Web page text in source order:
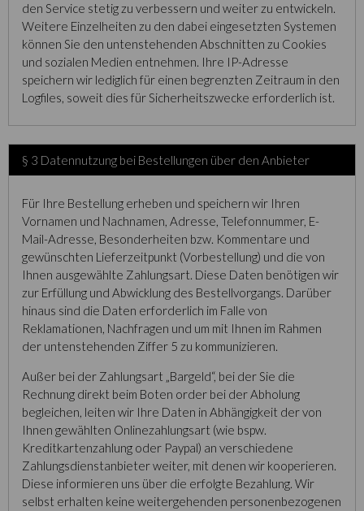
den Service stetig zu verbessern und weiter zu entwickeln.
Weitere Einzelheiten zu den dabei eingesetzten Systemen
können Sie den untenstehenden Abschnitten zu Cookies
und sozialen Medien entnehmen. Ihre IP-Adresse
speichern wir lediglich für einen begrenzten Zeitraum in den
Logfiles, soweit dies für Sicherheitszwecke erforderlich ist.
§ 3 Datennutzung bei Bestellungen über den Anbieter
Für Ihre Bestellung erheben und speichern wir Ihren
Vornamen und Nachnamen, Adresse, Telefonnummer, E-
Mail-Adresse, Besonderheiten bzw. Kommentare und
gewünschten Lieferzeitpunkt (Vorbestellung) und die von
Ihnen ausgewählte Zahlungsart. Diese Daten benötigen wir
zur Erfüllung und Abwicklung des Bestellvorgangs. Darüber
hinaus sind die Daten erforderlich im Falle von
Reklamationen, Nachfragen und um mit Ihnen im Rahmen
der untenstehenden Ziffer 5 zu kommunizieren.
Außer bei der Zahlungsart „Bargeld“, bei der Sie die
Rechnung direkt beim Boten order bei der Abholung
begleichen, leiten wir Ihre Daten in Abhängigkeit der von
Ihnen gewählten Onlinezahlungsart (wie bspw.
Kreditkartenzahlung oder Paypal) an verschiedene
Zahlungsdienstanbieter weiter, mit denen wir kooperieren.
Diese informieren uns über die erfolgte Bezahlung. Wir
selbst erhalten keine weitergehenden personenbezogenen